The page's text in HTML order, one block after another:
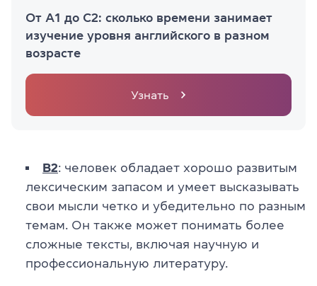
От А1 до С2: сколько времени занимает
изучение уровня английского в разном
возрасте
Узнать
B2: человек обладает хорошо развитым
лексическим запасом и умеет высказывать
свои мысли четко и убедительно по разным
темам. Он также может понимать более
сложные тексты, включая научную и
профессиональную литературу.